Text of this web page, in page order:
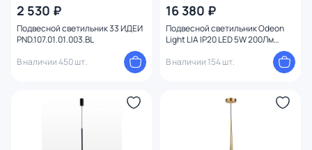
2 530 ₽
Подвесной светильник 33 ИДЕИ
PND.107.01.01.003.BL
В наличии 450 шт.
16 380 ₽
Подвесной светильник Odeon
Light LIA IP20 LED 5W 200Лм
В наличии 154 шт.